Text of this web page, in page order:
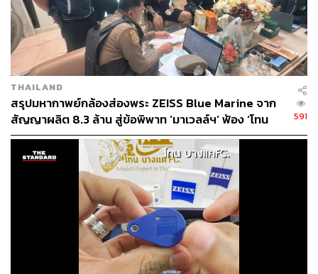
สามารถติดตาม THE STANDARD WEALTH
ผ่านแอปพลิเคชันต่างๆ ที่คุณสะดวกหรือใช้งานอยู่แล้วได้เลย
TAGS: Volkswagen รถยนต์ไร้คนขับ
รถตู้ไฟฟ้าไร้คนขับ
เทคโนโลยี
Germany
THAILAND
สรุปมหากาพย์กล้องส่องพระ ZEISS Blue Marine จาก
สัญญาผลิต 8.3 ล้าน สู่ข้อพิพาท ‘มาเวลล์ฯ’ ฟ้อง ‘โทน
บางแค’ ผิดนัดจ่ายหนี้-แอบระบุแบรนด์
591